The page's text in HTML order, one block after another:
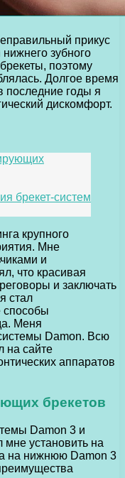
прикус
зубного
поэтому
Долгое время
последние годы я
дискомфорт.
брекет-систем
крупного
Мне
и
что красивая
и заключать
стал
способы
Меня
Damon. Всю
на сайте
аппаратов
брекетов
Damon 3 и
установить на
на нижнюю Damon 3